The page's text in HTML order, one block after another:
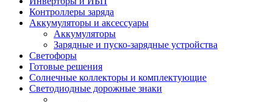
Контроллеры заряда
Аккумуляторы и аксессуары
Аккумуляторы
Зарядные и пуско-зарядные устройства
Светофоры
Готовые решения
Солнечные коллекторы и комплектующие
Светодиодные дорожные знаки